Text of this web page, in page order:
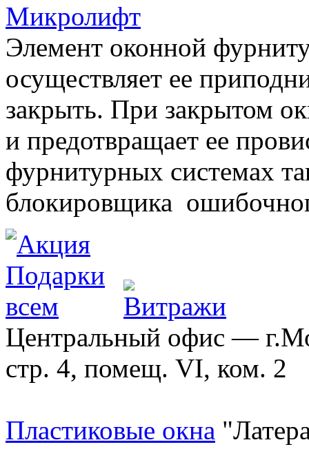
Микролифт
Элемент оконной
осуществляет ее
закрыть. При закрытом
и предотвращает ее
фурнитурных системах
блокировщика
Центральный офис —
стр. 4, помещ. VI, ком. 2
Пластиковые окна